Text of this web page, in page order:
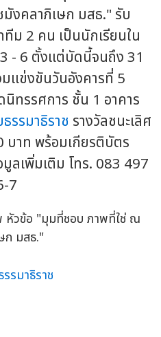
งคลาภิเษก มสธ." รับ
ม 2 คน เป็นนักเรียนใน
- 6 ตั้งแต่บัดนี้จนถึง 31
แข่งขันวันอังคารที่ 5
ทรรศการ ชั้น 1 อาคาร
รรมาธิราช รางวัลชนะเลิศ
บาท พร้อมเกียรติบัตร
ลเพิ่มเติม โทร. 083 497
7
รมาธิราช